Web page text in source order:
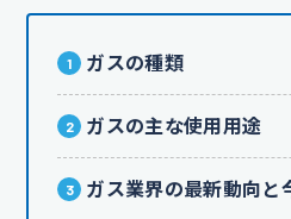
ガスの種類
ガスの主な使用用途
ガス業界の最新動向と